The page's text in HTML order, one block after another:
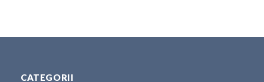
CATEGORII